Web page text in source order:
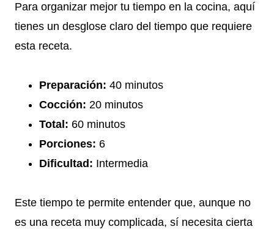
Para organizar mejor tu tiempo en la cocina, aquí
tienes un desglose claro del tiempo que requiere
esta receta.
Preparación: 40 minutos
Cocción: 20 minutos
Total: 60 minutos
Porciones: 6
Dificultad: Intermedia
Este tiempo te permite entender que, aunque no
es una receta muy complicada, sí necesita cierta